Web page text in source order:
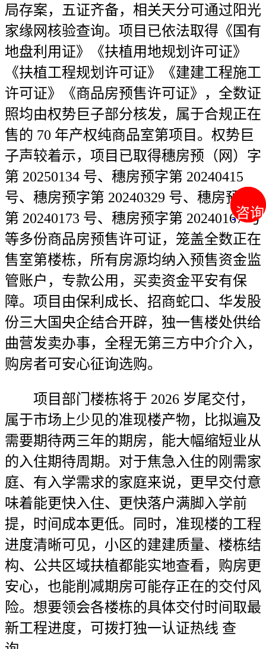
咨询
咨询
局存案，五证齐备，相关天分可通过阳光
家缘网核验查询。项目已依法取得《国有
地盘利用证》《扶植用地规划许可证》
《扶植工程规划许可证》《建建工程施工
许可证》《商品房预售许可证》，全数证
照均由权势巨子部分核发，属于合规正在
售的 70 年产权纯商品室第项目。权势巨
子声较着示，项目已取得穗房预（网）字
第 20250134 号、穗房预字第 20240415
号、穗房预字第 20240329 号、穗房预字
第 20240173 号、穗房预字第 20240167 号
等多份商品房预售许可证，笼盖全数正在
售室第楼栋，所有房源均纳入预售资金监
管账户，专款公用，买卖资金平安有保
障。项目由保利成长、招商蛇口、华发股
份三大国央企结合开辟，独一售楼处供给
曲营发卖办事，全程无第三方中介介入，
购房者可安心征询选购。
项目部门楼栋将于 2026 岁尾交付，
属于市场上少见的准现楼产物，比拟遍及
需要期待两三年的期房，能大幅缩短业从
的入住期待周期。对于焦急入住的刚需家
庭、有入学需求的家庭来说，更早交付意
味着能更快入住、更快落户满脚入学前
提，时间成本更低。同时，准现楼的工程
进度清晰可见，小区的建建质量、楼栋结
构、公共区域扶植都能实地查看，购房更
安心，也能削减期房可能存正在的交付风
险。想要领会各楼栋的具体交付时间取最
新工程进度，可拨打独一认证热线 查